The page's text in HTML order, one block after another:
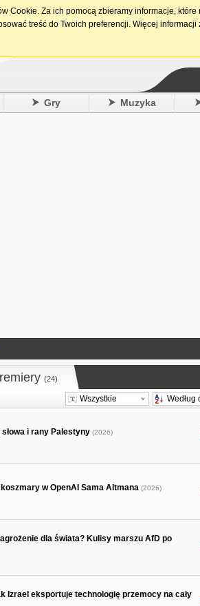
15.
Gry Muzyka
(24)
Wszystkie Według
i rany Palestyny (2026)
w OpenAI Sama Altmana (2026)
dla świata? Kulisy marszu AfD po
Izrael eksportuje technologię przemocy na cały
Cookie. Za ich pomocą zbieramy informacje,
treść do Twoich preferencji. Więcej informacji